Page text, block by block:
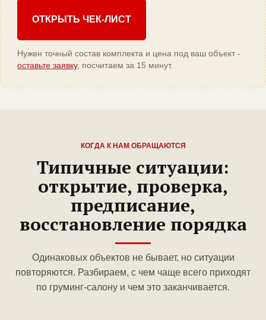
ОТКРЫТЬ ЧЕК-ЛИСТ
Нужен точный состав комплекта и цена под ваш объект -
оставьте заявку, посчитаем за 15 минут.
КОГДА К НАМ ОБРАЩАЮТСЯ
Типичные ситуации:
открытие, проверка,
предписание,
восстановление порядка
Одинаковых объектов не бывает, но ситуации
повторяются. Разбираем, с чем чаще всего приходят
по груминг-салону и чем это заканчивается.